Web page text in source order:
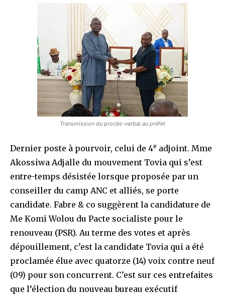
Transmission du procès-verbal au préfet
Dernier poste à pourvoir, celui de 4e adjoint. Mme
Akossiwa Adjalle du mouvement Tovia qui s’est
entre-temps désistée lorsque proposée par un
conseiller du camp ANC et alliés, se porte
candidate. Fabre & co suggèrent la candidature de
Me Komi Wolou du Pacte socialiste pour le
renouveau (PSR). Au terme des votes et après
dépouillement, c’est la candidate Tovia qui a été
proclamée élue avec quatorze (14) voix contre neuf
(09) pour son concurrent. C’est sur ces entrefaites
que l’élection du nouveau bureau exécutif